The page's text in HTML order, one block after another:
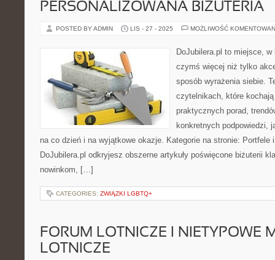
PERSONALIZOWANA BIŻUTERIA
POSTED BY ADMIN LIS - 27 - 2025 MOŻLIWOŚĆ
DoJubilera.pl to miejsce,
czymś więcej niż tylko
sposób wyrażenia siebie.
czytelnikach, które
praktycznych porad,
konkretnych podpowiedzi,
na co dzień i na wyjątkowe okazje. Kategorie na stronie: Portfele
DoJubilera.pl odkryjesz obszerne artykuły poświęcone biżuterii
nowinkom, […]
CATEGORIES: ZWIĄZKI LGBTQ+
FORUM LOTNICZE I NIETYPOWE
LOTNICZE